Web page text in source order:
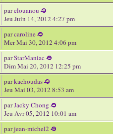
parelouanou
Jeu Juin 14, 2012 4:27 pm
parcaroline
Mer Mai 30, 2012 4:06 pm
parStarManiac
Dim Mai 20, 2012 12:25 pm
parkachoudas
Jeu Mai 03, 2012 8:53 am
parJacky Chong
Jeu Avr 05, 2012 10:01 am
parjean-michel2